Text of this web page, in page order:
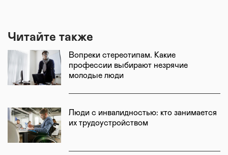
Читайте также
Вопреки стереотипам. Какие
профессии выбирают незрячие
молодые люди
Люди с инвалидностью: кто занимается
их трудоустройством